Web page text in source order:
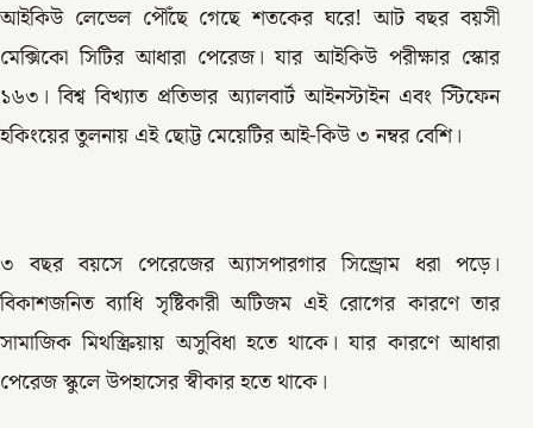
আইকিউ লেভেল পৌঁছে গেছে শতকের ঘরে! আট বছর বয়সী
মেক্সিকো সিটির আধারা পেরেজ। যার আইকিউ পরীক্ষার স্কোর
১৬৩। বিশ্ব বিখ্যাত প্রতিভার অ্যালবার্ট আইনস্টাইন এবং স্টিফেন
হকিংয়ের তুলনায় এই ছোট্ট মেয়েটির আই-কিউ ৩ নম্বর বেশি।
৩ বছর বয়সে পেরেজের অ্যাসপারগার সিন্ড্রোম ধরা পড়ে।
বিকাশজনিত ব্যাধি সৃষ্টিকারী অটিজম এই রোগের কারণে তার
সামাজিক মিথস্ক্রিয়ায় অসুবিধা হতে থাকে। যার কারণে আধারা
পেরেজ স্কুলে উপহাসের স্বীকার হতে থাকে।